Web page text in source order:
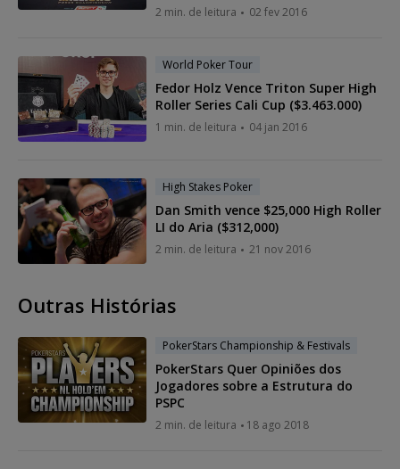
2 min. de leitura 02 fev 2016
World Poker Tour
Fedor Holz Vence Triton Super High
Roller Series Cali Cup ($3.463.000)
1 min. de leitura 04 jan 2016
High Stakes Poker
Dan Smith vence $25,000 High Roller
LI do Aria ($312,000)
2 min. de leitura 21 nov 2016
Outras Histórias
PokerStars Championship & Festivals
PokerStars Quer Opiniões dos
Jogadores sobre a Estrutura do
PSPC
2 min. de leitura 18 ago 2018